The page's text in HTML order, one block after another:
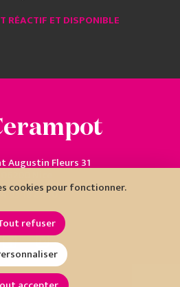
RÉACTIF ET DISPONIBLE
Augustin Fleurs 31
93 18 80 10
cookies pour fonctionner.
refuser